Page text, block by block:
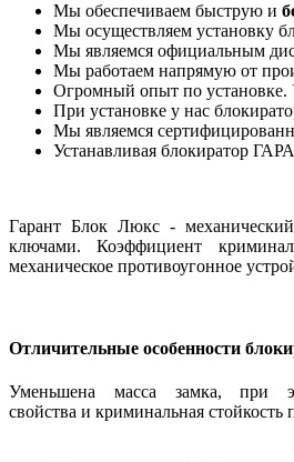
Мы обеспечиваем быструю и
Мы осуществляем установку
Мы являемся официальным
Мы работаем напрямую от
Огромный опыт по установке.
При установке у нас
Мы являемся
Устанавливая блокиратор
Гарант Блок Люкс -
ключами. Коэффициент
механическое противоугонное
Отличительные особенности
Уменьшена масса замка, при
свойства и криминальная стойкость